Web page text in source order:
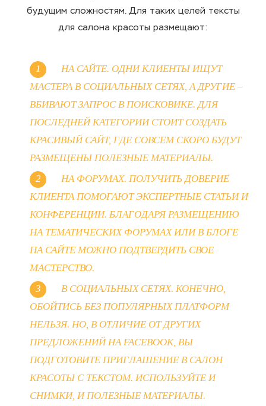
будущим сложностям. Для таких целей тексты
для салона красоты размещают:
НА САЙТЕ. ОДНИ КЛИЕНТЫ ИЩУТ
МАСТЕРА В СОЦИАЛЬНЫХ СЕТЯХ, А ДРУГИЕ –
ВБИВАЮТ ЗАПРОС В ПОИСКОВИКЕ. ДЛЯ
ПОСЛЕДНЕЙ КАТЕГОРИИ СТОИТ СОЗДАТЬ
КРАСИВЫЙ САЙТ, ГДЕ СОВСЕМ СКОРО БУДУТ
РАЗМЕЩЕНЫ ПОЛЕЗНЫЕ МАТЕРИАЛЫ.
НА ФОРУМАХ. ПОЛУЧИТЬ ДОВЕРИЕ
КЛИЕНТА ПОМОГАЮТ ЭКСПЕРТНЫЕ СТАТЬИ И
КОНФЕРЕНЦИИ. БЛАГОДАРЯ РАЗМЕЩЕНИЮ
НА ТЕМАТИЧЕСКИХ ФОРУМАХ ИЛИ В БЛОГЕ
НА САЙТЕ МОЖНО ПОДТВЕРДИТЬ СВОЕ
МАСТЕРСТВО.
В СОЦИАЛЬНЫХ СЕТЯХ. КОНЕЧНО,
ОБОЙТИСЬ БЕЗ ПОПУЛЯРНЫХ ПЛАТФОРМ
НЕЛЬЗЯ. НО, В ОТЛИЧИЕ ОТ ДРУГИХ
ПРЕДЛОЖЕНИЙ НА FACEBOOK, ВЫ
ПОДГОТОВИТЕ ПРИГЛАШЕНИЕ В САЛОН
КРАСОТЫ С ТЕКСТОМ. ИСПОЛЬЗУЙТЕ И
СНИМКИ, И ПОЛЕЗНЫЕ МАТЕРИАЛЫ.